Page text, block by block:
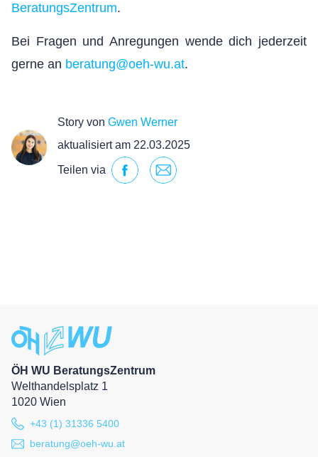
BeratungsZentrum.
Bei Fragen und Anregungen wende dich jederzeit
gerne an beratung@oeh-wu.at.
Story von Gwen Werner
aktualisiert am 22.03.2025
Teilen via
ÖH WU BeratungsZentrum
Welthandelsplatz 1
1020 Wien
+43 (1) 31336 5400
beratung@oeh-wu.at